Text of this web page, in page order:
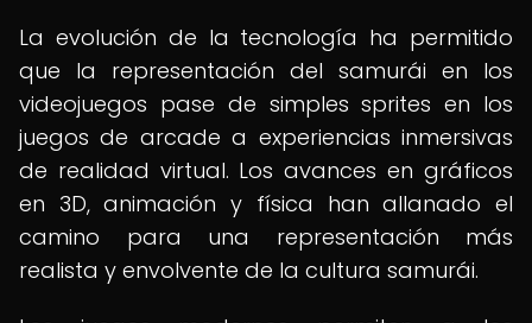
La evolución de la tecnología ha permitido
que la representación del samurái en los
videojuegos pase de simples sprites en los
juegos de arcade a experiencias inmersivas
de realidad virtual. Los avances en gráficos
en 3D, animación y física han allanado el
camino para una representación más
realista y envolvente de la cultura samurái.